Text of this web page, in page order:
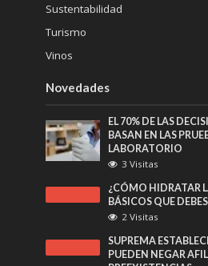
Sustentabilidad
Turismo
Vinos
Novedades
EL 70% DE LAS
BASAN EN LAS
LABORATORIO
3 Visitas
¿CÓMO HIDRATAR
BÁSICOS QUE
2 Visitas
SUPREMA
PUEDEN NEGAR